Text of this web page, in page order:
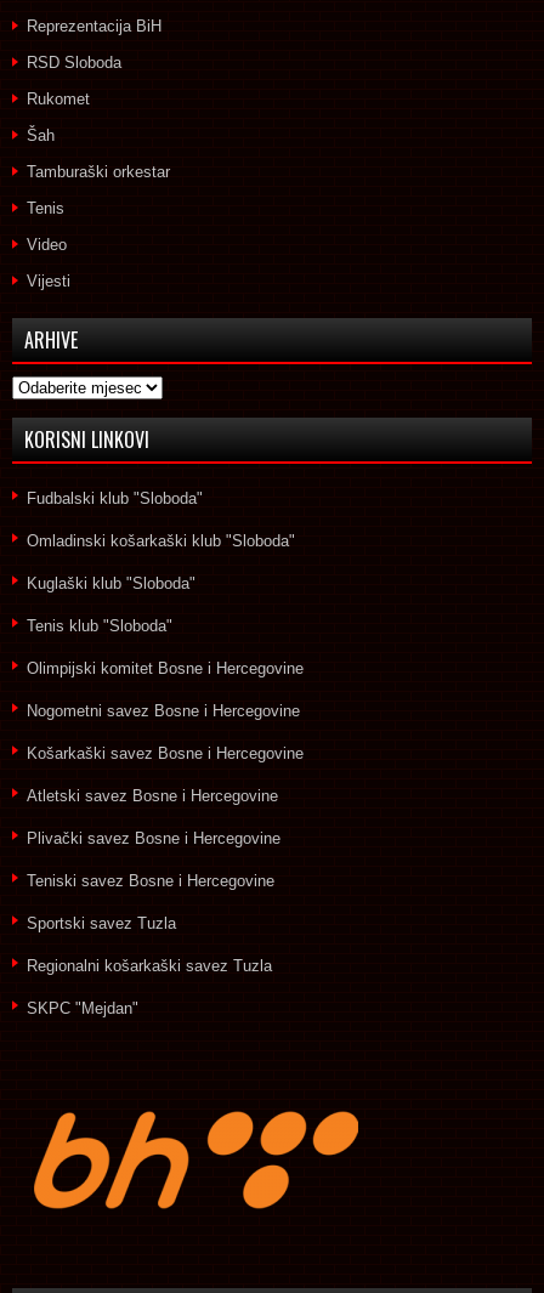
Reprezentacija BiH
RSD Sloboda
Rukomet
Šah
Tamburaški orkestar
Tenis
Video
Vijesti
ARHIVE
Arhive
KORISNI LINKOVI
Fudbalski klub "Sloboda"
Omladinski košarkaški klub "Sloboda"
Kuglaški klub "Sloboda"
Tenis klub "Sloboda"
Olimpijski komitet Bosne i Hercegovine
Nogometni savez Bosne i Hercegovine
Košarkaški savez Bosne i Hercegovine
Atletski savez Bosne i Hercegovine
Plivački savez Bosne i Hercegovine
Teniski savez Bosne i Hercegovine
Sportski savez Tuzla
Regionalni košarkaški savez Tuzla
SKPC "Mejdan"